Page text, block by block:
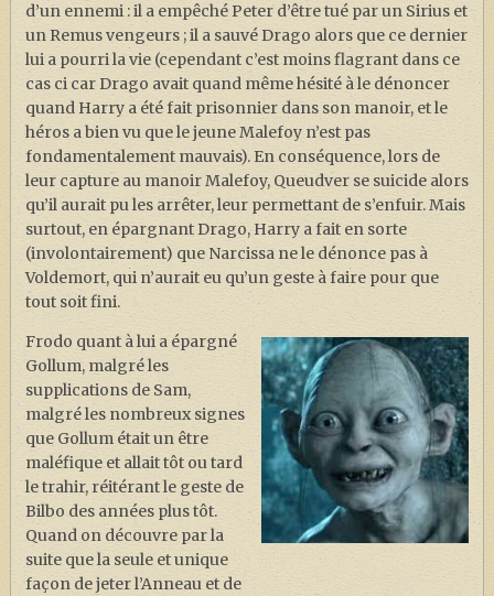
d’un ennemi : il a empêché Peter d’être tué par un Sirius et
un Remus vengeurs ; il a sauvé Drago alors que ce dernier
lui a pourri la vie (cependant c’est moins flagrant dans ce
cas ci car Drago avait quand même hésité à le dénoncer
quand Harry a été fait prisonnier dans son manoir, et le
héros a bien vu que le jeune Malefoy n’est pas
fondamentalement mauvais). En conséquence, lors de
leur capture au manoir Malefoy, Queudver se suicide alors
qu’il aurait pu les arrêter, leur permettant de s’enfuir. Mais
surtout, en épargnant Drago, Harry a fait en sorte
(involontairement) que Narcissa ne le dénonce pas à
Voldemort, qui n’aurait eu qu’un geste à faire pour que
tout soit fini.
Frodo quant à lui a épargné
Gollum, malgré les
supplications de Sam,
malgré les nombreux signes
que Gollum était un être
maléfique et allait tôt ou tard
le trahir, réitérant le geste de
Bilbo des années plus tôt.
Quand on découvre par la
suite que la seule et unique
façon de jeter l’Anneau et de